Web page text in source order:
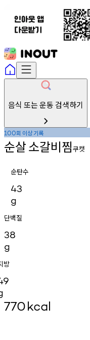
음식 또는 운동 검색하기
100회 이상기록
순살소갈비찜쿠캣
순탄수
43
g
단백질
38
g
방
770kcal